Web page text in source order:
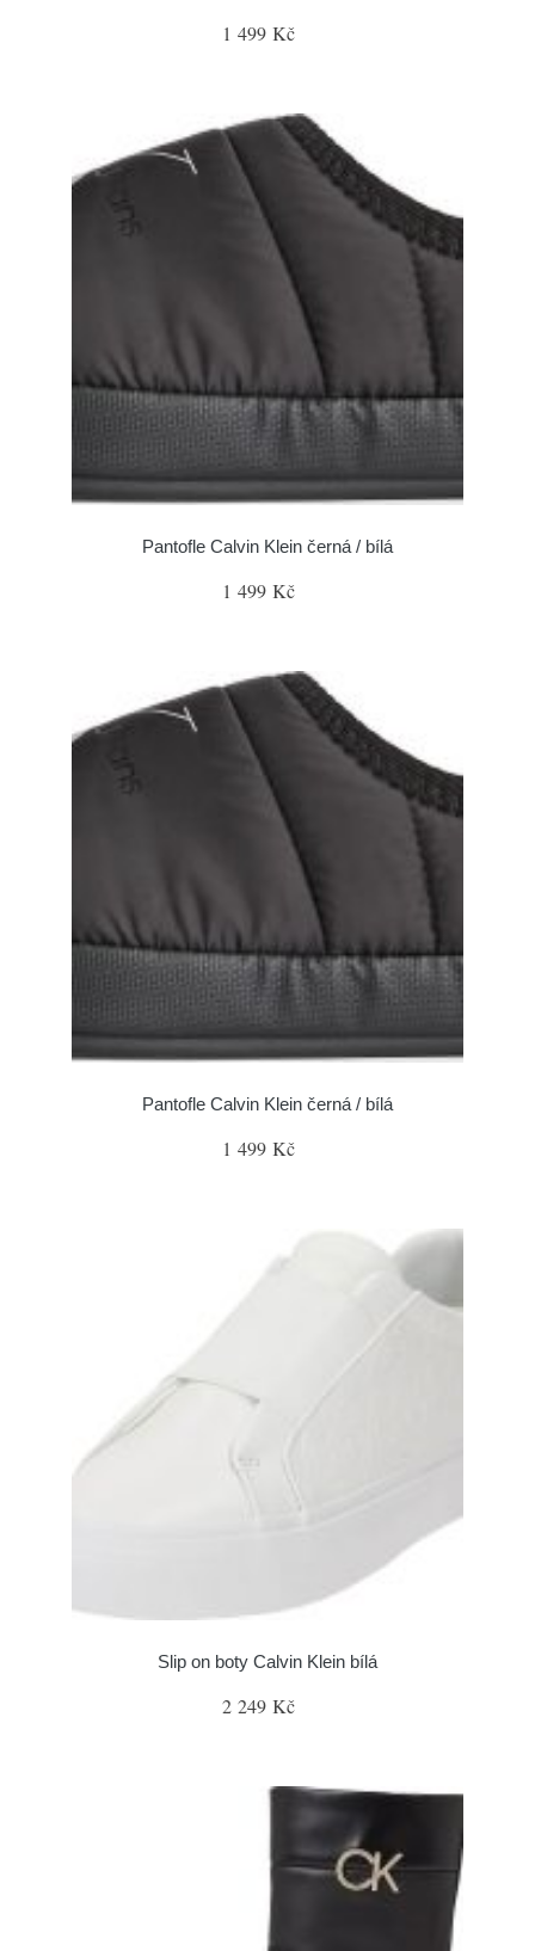
1 499 Kč
Pantofle Calvin Klein černá / bílá
1 499 Kč
Pantofle Calvin Klein černá / bílá
1 499 Kč
Slip on boty Calvin Klein bílá
2 249 Kč